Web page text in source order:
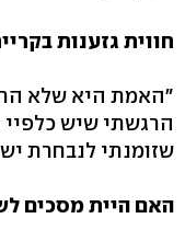
חווית גזענות
"האמת היא שלא
הרגשתי שיש
שזומנתי לנבחרת ישראל
האם היית מסכים